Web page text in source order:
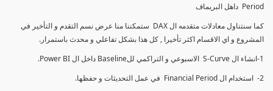
Period داهل البريماف
كما سنتناول معادلات متقدمه ال DAX ستمكننا منا عرض نسم التقدم و التأخير في
المشروع و اي الاقسام اكثر تأخيرا , كل هذا بشكل تفاعلي و محدث باستمرار.
1-انشاء ال S-Curve الاسبوعي و التراكمي للBaseline داخل ال Power BI.
2- استخدام ال Financial Period في عمل التحديثات و حفظها.